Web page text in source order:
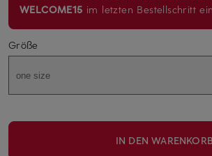
WELCOME15 im letzten Bestellschritt
Größe
one size
IN DEN WARENKORB